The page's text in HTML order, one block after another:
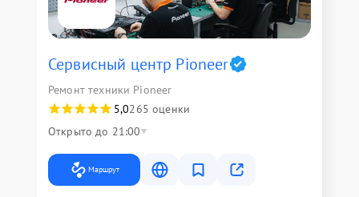
Сервисный центр Pioneer
Ремонт техники Pioneer
5,0265 оценки
Открыто до 21:00
Маршрут